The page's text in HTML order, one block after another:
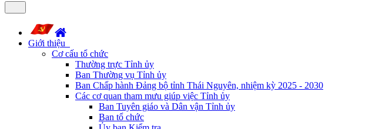
Giới thiệu
Cơ cấu tổ chức
Thường trực Tỉnh ủy
Ban Thường vụ Tỉnh ủy
Ban Chấp hành Đảng bộ tỉnh Thái Nguyên, nhiệm kỳ 2025 - 2030
Các cơ quan tham mưu giúp việc Tỉnh ủy
Ban Tuyên giáo và Dân vận Tỉnh ủy
Ban tổ chức